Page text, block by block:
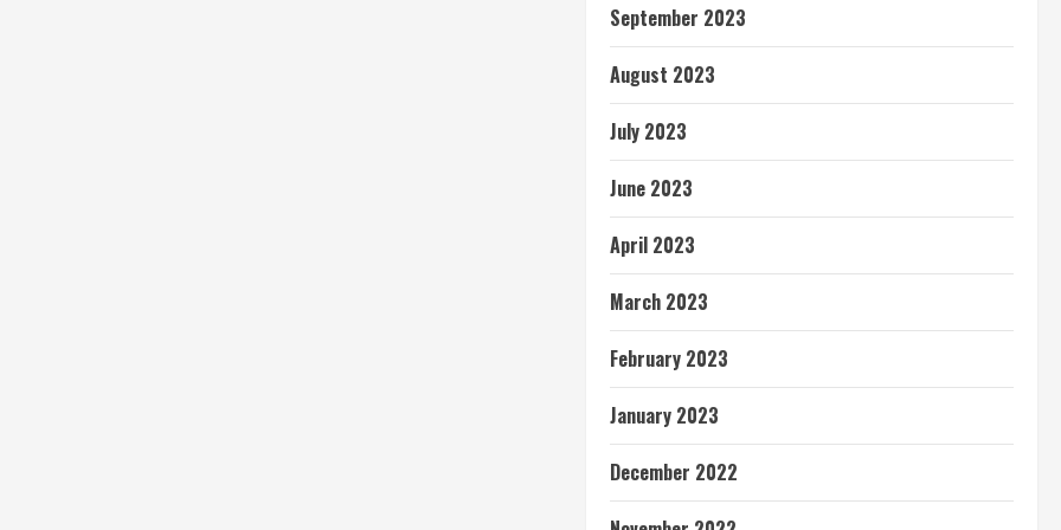
September 2023
August 2023
July 2023
June 2023
April 2023
March 2023
February 2023
January 2023
December 2022